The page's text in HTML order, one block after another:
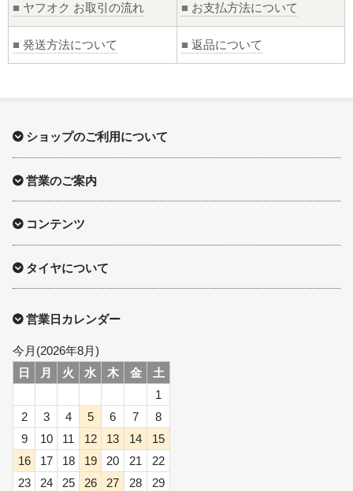
■ ヤフオク お取引の流れ ■ お支払方法について
■ 発送方法について ■ 返品について
ショップのご利用について
営業のご案内
コンテンツ
タイヤについて
営業日カレンダー
今月(2026年8月)
日
月 火 水 木 金
土
1
2
3 4 5 6 7
8
9
10 11 12 13 14
15
16
17 18 19 20 21
22
23
24 25 26 27 28
29